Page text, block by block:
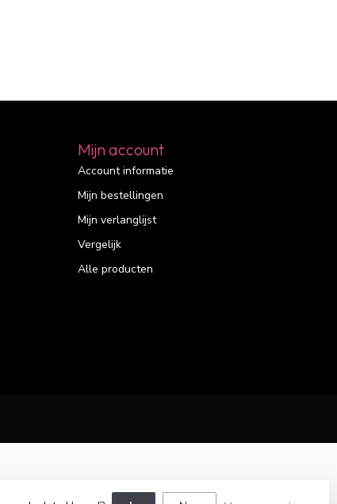
Mijn account
Account informatie
Mijn bestellingen
Mijn verlanglijst
Vergelijk
Alle producten